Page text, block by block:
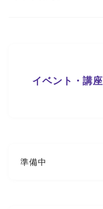
イベント・講座
準備中